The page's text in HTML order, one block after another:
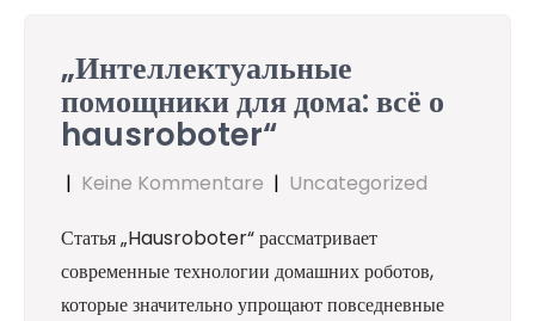
„Интеллектуальные
помощники для дома: всё о
hausroboter“
| Keine Kommentare | Uncategorized
Статья „Hausroboter“ рассматривает
современные технологии домашних роботов,
которые значительно упрощают повседневные